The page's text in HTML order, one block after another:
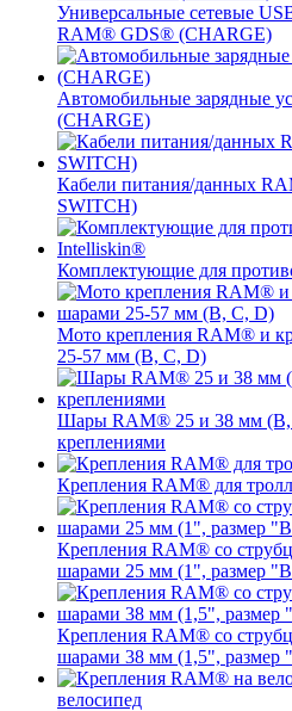
Универсальные сетевые
RAM® GDS® (CHARGE)
Автомобильные зарядные
(CHARGE)
Кабели питания/данных
SWITCH)
Комплектующие для
Мото крепления RAM® и
25-57 мм (B, C, D)
Шары RAM® 25 и 38 мм (B,
креплениями
Крепления RAM® для
Крепления RAM® со
шарами 25 мм (1", размер
Крепления RAM® со
шарами 38 мм (1,5", размер
велосипед